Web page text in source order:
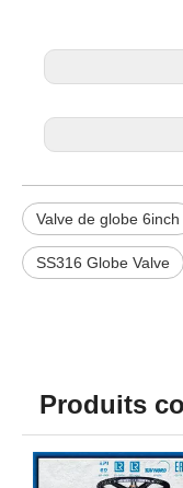
Valve de globe 6inch
SS316 Globe Valve
Produits